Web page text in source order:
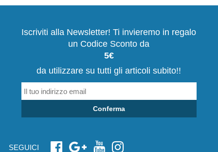
Iscriviti alla Newsletter! Ti invieremo in regalo
un Codice Sconto da
5€
da utilizzare su tutti gli articoli subito!!
Conferma
SEGUICI